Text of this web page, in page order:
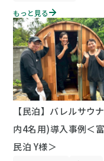
もっと見る
【民泊】バレルサウ
内4名用)導入事例＜
民泊 Y様＞